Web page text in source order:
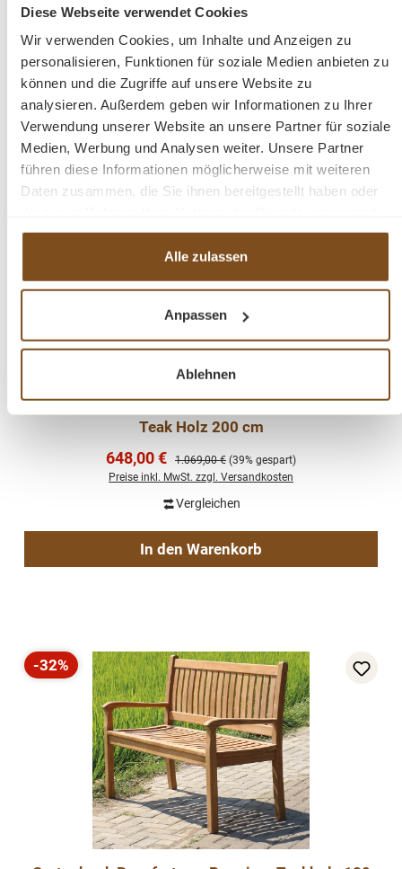
Diese Webseite verwendet Cookies
Wir verwenden Cookies, um Inhalte und Anzeigen zu
personalisieren, Funktionen für soziale Medien anbieten zu
können und die Zugriffe auf unsere Website zu
analysieren. Außerdem geben wir Informationen zu Ihrer
Verwendung unserer Website an unsere Partner für soziale
Medien, Werbung und Analysen weiter. Unsere Partner
führen diese Informationen möglicherweise mit weiteren
Daten zusammen, die Sie ihnen bereitgestellt haben oder
haben.
Alle zulassen
Anpassen
Ablehnen
Preise inkl. MwSt. zzgl. Versandkosten
Vergleichen
In den Warenkorb
-39%
Tipp
Teak Holz 200 cm
Verkaufspreis:
648,00 € Regulärer Preis:
1.069,00 € (39% gespart)
Preise inkl. MwSt. zzgl. Versandkosten
Vergleichen
In den Warenkorb
Rabatt
-32%